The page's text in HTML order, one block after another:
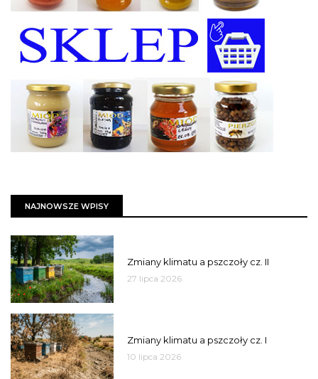
NAJNOWSZE WPISY
Zmiany klimatu a pszczoły cz. II
27 lipca 2026
Zmiany klimatu a pszczoły cz. I
10 lipca 2026